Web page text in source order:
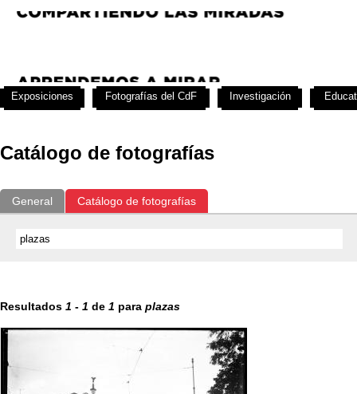
Catálogo de fotografías
General Catálogo de fotografías
Resultados 1 - 1 de 1 para plazas
Exposiciones Fotografías del CdF Investigación